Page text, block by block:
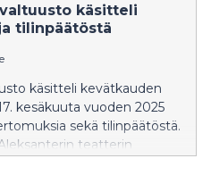
käsitteli
tilinpäätöstä
käsitteli kevätkauden
kesäkuuta vuoden 2025
sekä tilinpäätöstä.
teatterin